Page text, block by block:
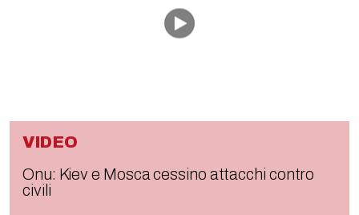
VIDEO
Onu: Kiev e Mosca cessino attacchi contro
civili